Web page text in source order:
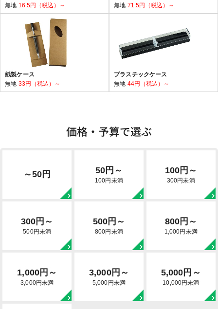
無地 16.5円（税込）～
無地 71.5円（税込）～
紙製ケース
無地 33円（税込）～
プラスチックケース
無地 44円（税込）～
価格・予算で選ぶ
～50円 50円～
100円未満
100円～
300円未満
300円～
500円未満
500円～
800円未満
800円～
1,000円未満
1,000円～
3,000円未満
3,000円～
5,000円未満
5,000円～
10,000円未満